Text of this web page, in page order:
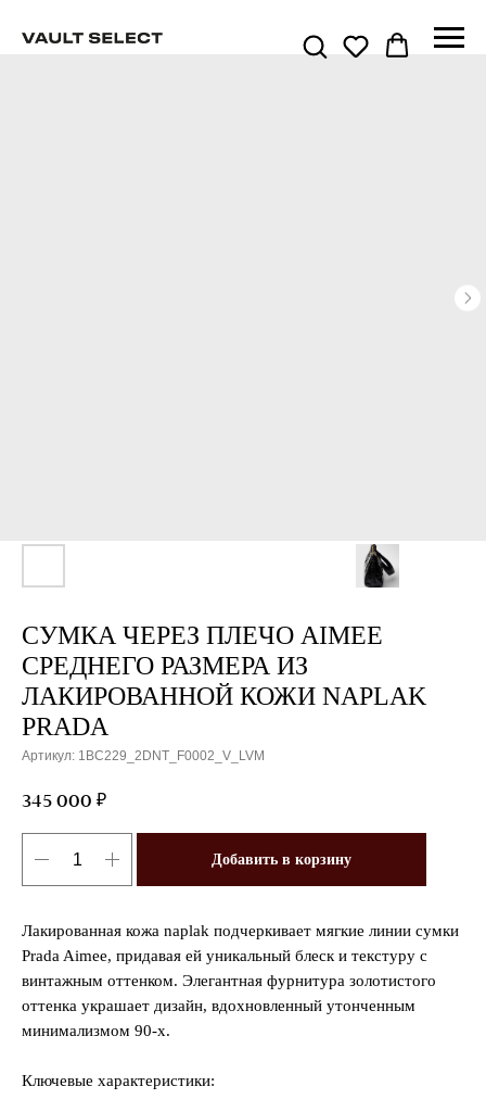
СУМКА ЧЕРЕЗ ПЛЕЧО AIMEE
СРЕДНЕГО РАЗМЕРА ИЗ
ЛАКИРОВАННОЙ КОЖИ NAPLAK
PRADA
Артикул: 1BC229_2DNT_F0002_V_LVM
345 000 ₽
Добавить в корзину
Лакированная кожа naplak подчеркивает мягкие линии сумки
Prada Aimee, придавая ей уникальный блеск и текстуру с
винтажным оттенком. Элегантная фурнитура золотистого
оттенка украшает дизайн, вдохновленный утонченным
минимализмом 90-х.
Ключевые характеристики: